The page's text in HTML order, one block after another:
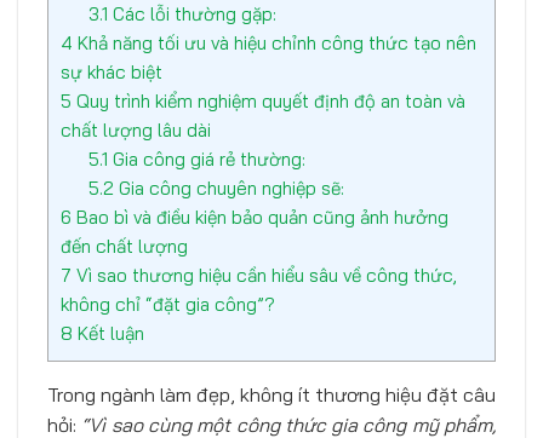
3.1 Các lỗi thường gặp:
4 Khả năng tối ưu và hiệu chỉnh công thức tạo nên
sự khác biệt
5 Quy trình kiểm nghiệm quyết định độ an toàn và
chất lượng lâu dài
5.1 Gia công giá rẻ thường:
5.2 Gia công chuyên nghiệp sẽ:
6 Bao bì và điều kiện bảo quản cũng ảnh hưởng
đến chất lượng
7 Vì sao thương hiệu cần hiểu sâu về công thức,
không chỉ “đặt gia công”?
8 Kết luận
Trong ngành làm đẹp, không ít thương hiệu đặt câu
hỏi: “Vì sao cùng một công thức gia công mỹ phẩm,